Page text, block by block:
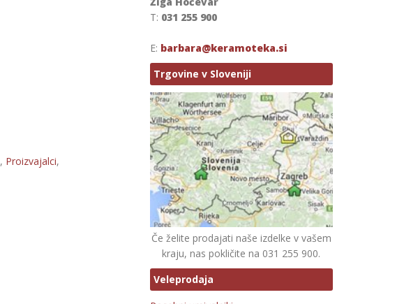
, Proizvajalci,
T: 031 255 900
E: barbara@keramoteka.si
Trgovine v Sloveniji
Če želite prodajati naše izdelke v vašem
kraju, nas pokličite na 031 255 900.
Veleprodaja